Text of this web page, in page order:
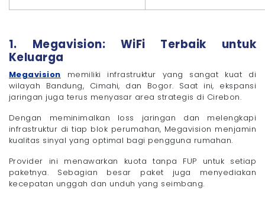
1. Megavision: WiFi Terbaik untuk
Keluarga
Megavision memiliki infrastruktur yang sangat kuat di
wilayah Bandung, Cimahi, dan Bogor. Saat ini, ekspansi
jaringan juga terus menyasar area strategis di Cirebon.
Dengan meminimalkan loss jaringan dan melengkapi
infrastruktur di tiap blok perumahan, Megavision menjamin
kualitas sinyal yang optimal bagi pengguna rumahan.
Provider ini menawarkan kuota tanpa FUP untuk setiap
paketnya. Sebagian besar paket juga menyediakan
kecepatan unggah dan unduh yang seimbang.